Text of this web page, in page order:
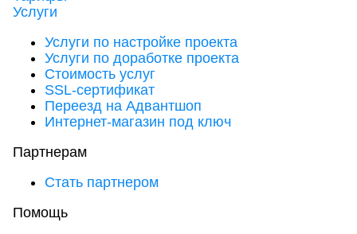
Услуги
Услуги по настройке проекта
Услуги по доработке проекта
Стоимость услуг
SSL-сертификат
Переезд на Адвантшоп
Интернет-магазин под ключ
Партнерам
Стать партнером
Помощь